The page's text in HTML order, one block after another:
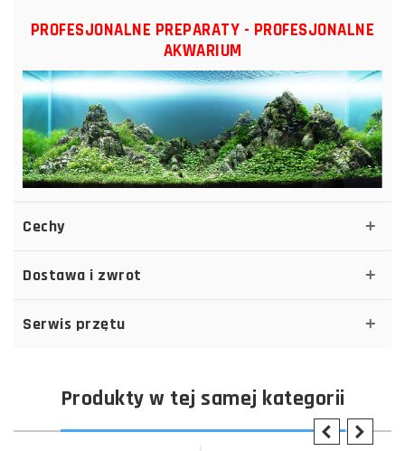
PROFESJONALNE PREPARATY - PROFESJONALNE
AKWARIUM
Cechy
Dostawa i zwrot
Serwis przętu
Produkty w tej samej kategorii